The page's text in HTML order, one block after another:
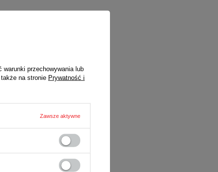
warunki przechowywania lub
na stronie Prywatność i
Zawsze aktywne